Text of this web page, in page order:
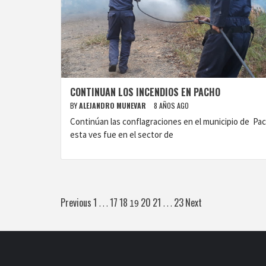
CONTINUAN LOS INCENDIOS EN PACHO
BYALEJANDRO MUNEVAR 8 AÑOS AGO
Continúan las conflagraciones en el municipio de
esta ves fue en el sector de
Paginación
de
Previous1 … 1718 19 20 21 … 23Next